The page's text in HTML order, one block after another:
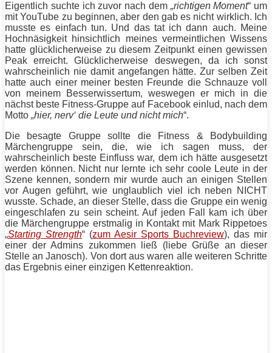
Eigentlich suchte ich zuvor nach dem „richtigen Moment“ um
mit YouTube zu beginnen, aber den gab es nicht wirklich. Ich
musste es einfach tun. Und das tat ich dann auch. Meine
Hochnäsigkeit hinsichtlich meines vermeintlichen Wissens
hatte glücklicherweise zu diesem Zeitpunkt einen gewissen
Peak erreicht. Glücklicherweise deswegen, da ich sonst
wahrscheinlich nie damit angefangen hätte. Zur selben Zeit
hatte auch einer meiner besten Freunde die Schnauze voll
von meinem Besserwissertum, weswegen er mich in die
nächst beste Fitness-Gruppe auf Facebook einlud, nach dem
Motto „hier, nerv‘ die Leute und nicht mich“.
Die besagte Gruppe sollte die Fitness & Bodybuilding
Märchengruppe sein, die, wie ich sagen muss, der
wahrscheinlich beste Einfluss war, dem ich hätte ausgesetzt
werden können. Nicht nur lernte ich sehr coole Leute in der
Szene kennen, sondern mir wurde auch an einigen Stellen
vor Augen geführt, wie unglaublich viel ich neben NICHT
wusste. Schade, an dieser Stelle, dass die Gruppe ein wenig
eingeschlafen zu sein scheint. Auf jeden Fall kam ich über
die Märchengruppe erstmalig in Kontakt mit Mark Rippetoes
„Starting Strength“ (zum Aesir Sports Buchreview), das mir
einer der Admins zukommen ließ (liebe Grüße an dieser
Stelle an Janosch). Von dort aus waren alle weiteren Schritte
das Ergebnis einer einzigen Kettenreaktion.